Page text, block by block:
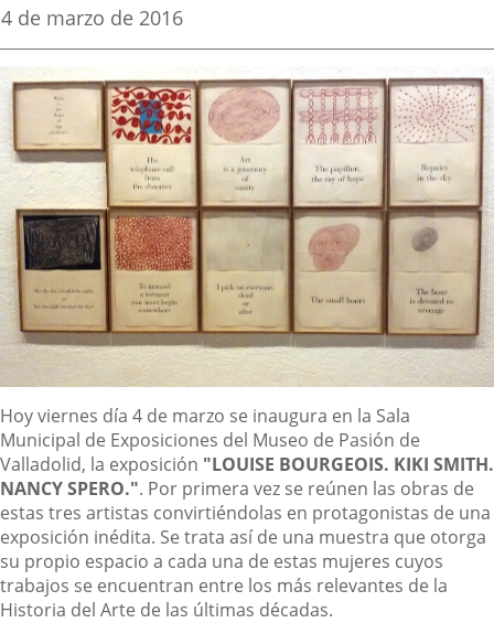
aplicación
externa.
aplicación
externa.
Fecha
la
noticia
4 de marzo de 2016
Descripción
Hoy viernes día 4 de marzo se inaugura en la Sala
Municipal de Exposiciones del Museo de Pasión de
Valladolid, la exposición "LOUISE BOURGEOIS. KIKI SMITH.
NANCY SPERO.". Por primera vez se reúnen las obras de
estas tres artistas convirtiéndolas en protagonistas de una
exposición inédita. Se trata así de una muestra que otorga
su propio espacio a cada una de estas mujeres cuyos
trabajos se encuentran entre los más relevantes de la
Historia del Arte de las últimas décadas.